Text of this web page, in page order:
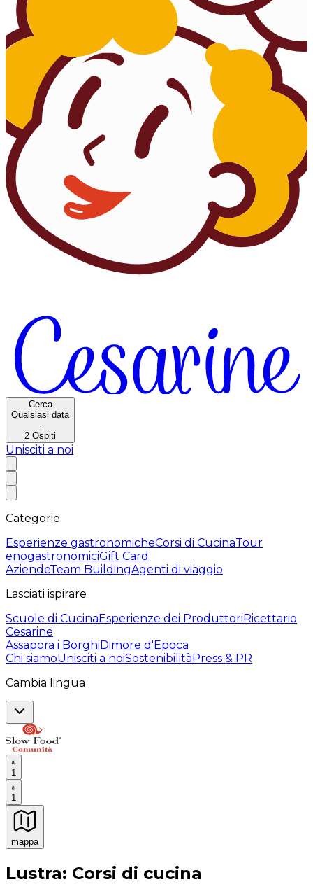
Cerca
Qualsiasi data
·
2 Ospiti
Unisciti a noi
Categorie
Esperienze gastronomicheCorsi di CucinaTour
enogastronomiciGift Card
AziendeTeam BuildingAgenti di viaggio
Lasciati ispirare
Scuole di CucinaEsperienze dei ProduttoriRicettario
Cesarine
Assapora i BorghiDimore d'Epoca
Chi siamoUnisciti a noiSostenibilitàPress & PR
Cambia lingua
1
1
mappa
Esperienze culinarie indimenticabili: Esperienze
Lustra: Corsi di cucina